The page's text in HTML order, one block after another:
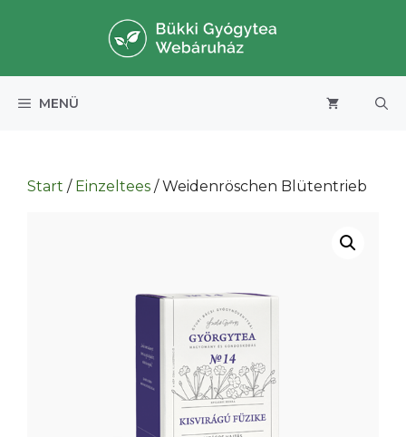
MENÜ
Start / Einzeltees / Weidenröschen Blütentrieb